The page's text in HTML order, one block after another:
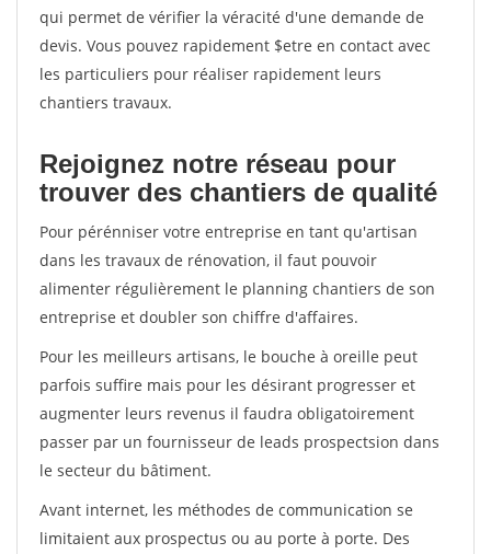
qui permet de vérifier la véracité d'une demande de
devis. Vous pouvez rapidement $etre en contact avec
les particuliers pour réaliser rapidement leurs
chantiers travaux.
Rejoignez notre réseau pour
trouver des chantiers de qualité
Pour pérénniser votre entreprise en tant qu'artisan
dans les travaux de rénovation, il faut pouvoir
alimenter régulièrement le planning chantiers de son
entreprise et doubler son chiffre d'affaires.
Pour les meilleurs artisans, le bouche à oreille peut
parfois suffire mais pour les désirant progresser et
augmenter leurs revenus il faudra obligatoirement
passer par un fournisseur de leads prospectsion dans
le secteur du bâtiment.
Avant internet, les méthodes de communication se
limitaient aux prospectus ou au porte à porte. Des